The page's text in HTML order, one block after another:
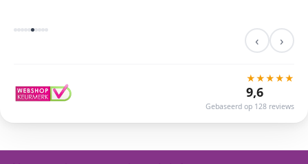
‹ ›
★★★★★
9,6
Gebaseerd op 128 reviews